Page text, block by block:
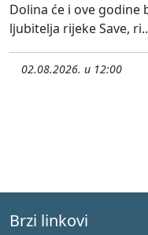
Dolina će i ove
ljubitelja rijeke Save,
02.08.2026. u 12:00
Brzi linkovi